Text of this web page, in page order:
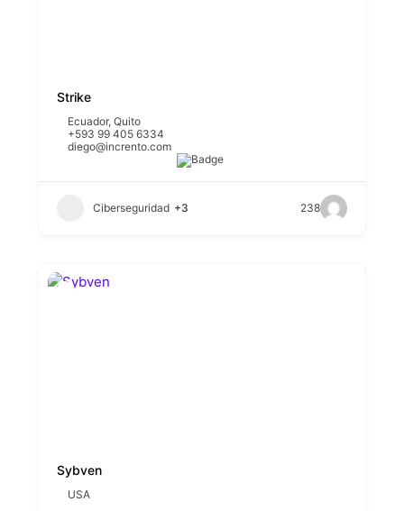
Strike
Ecuador,Quito
+593 99 405 6334
diego@incrento.com
Ciberseguridad +3 238
Sybven
USA